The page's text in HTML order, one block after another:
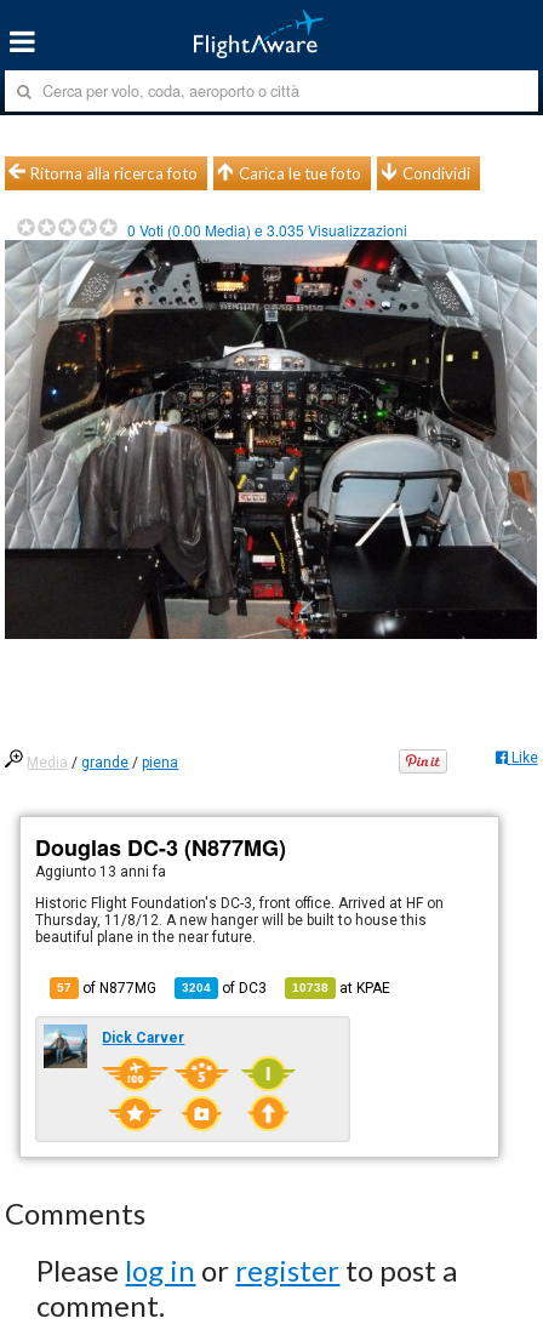
Ritorna alla ricerca foto Carica le tue foto Condividi
0 Voti (0.00 Media) e3.035 Visualizzazioni
Media /grande /piena Like
Douglas DC-3 (N877MG)
Aggiunto 13 anni fa
Historic Flight Foundation's DC-3, front office. Arrived at HF on
Thursday, 11/8/12. A new hanger will be built to house this
beautiful plane in the near future.
57 of N877MG 3204 ofDC3 10738 atKPAE
Dick Carver
Comments
Please log in or register to post a
comment.